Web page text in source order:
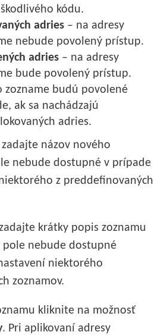
kódu.
adries – na adresy
nebude povolený prístup.
adries – na adresy
bude povolený prístup.
zozname budú povolené
ak sa nachádzajú
adries.
zadajte názov nového
nebude dostupné v prípade
z preddefinovaných
krátky popis zoznamu
pole nebude dostupné
niektorého
zoznamov.
kliknite na možnosť
. Pri aplikovaní adresy